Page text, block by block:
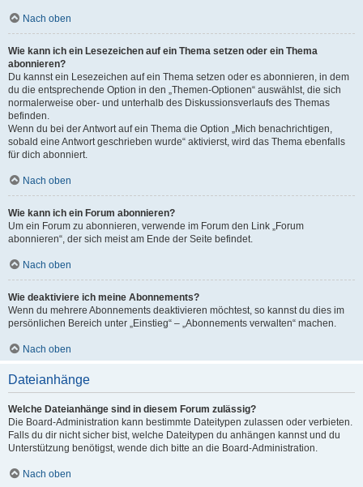
Nach oben
Wie kann ich ein Lesezeichen auf ein Thema setzen oder ein Thema
abonnieren?
Du kannst ein Lesezeichen auf ein Thema setzen oder es abonnieren, in dem
du die entsprechende Option in den „Themen-Optionen“ auswählst, die sich
normalerweise ober- und unterhalb des Diskussionsverlaufs des Themas
befinden.
Wenn du bei der Antwort auf ein Thema die Option „Mich benachrichtigen,
sobald eine Antwort geschrieben wurde“ aktivierst, wird das Thema ebenfalls
für dich abonniert.
Nach oben
Wie kann ich ein Forum abonnieren?
Um ein Forum zu abonnieren, verwende im Forum den Link „Forum
abonnieren“, der sich meist am Ende der Seite befindet.
Nach oben
Wie deaktiviere ich meine Abonnements?
Wenn du mehrere Abonnements deaktivieren möchtest, so kannst du dies im
persönlichen Bereich unter „Einstieg“ – „Abonnements verwalten“ machen.
Nach oben
Dateianhänge
Welche Dateianhänge sind in diesem Forum zulässig?
Die Board-Administration kann bestimmte Dateitypen zulassen oder verbieten.
Falls du dir nicht sicher bist, welche Dateitypen du anhängen kannst und du
Unterstützung benötigst, wende dich bitte an die Board-Administration.
Nach oben